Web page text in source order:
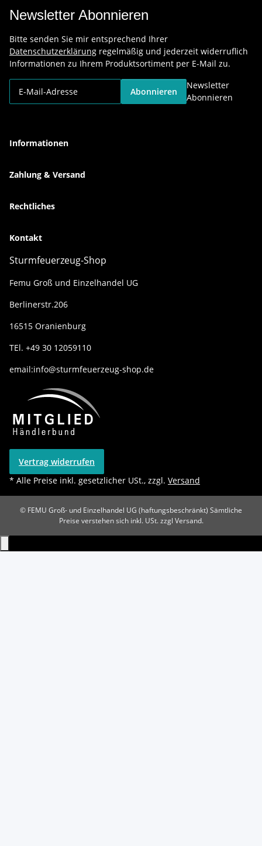
Newsletter Abonnieren
Bitte senden Sie mir entsprechend Ihrer
Datenschutzerklärung regelmäßig und jederzeit widerruflich
Informationen zu Ihrem Produktsortiment per E-Mail zu.
Abonnieren
Newsletter
Abonnieren
Informationen
Zahlung & Versand
Rechtliches
Kontakt
Sturmfeuerzeug-Shop
Femu Groß und Einzelhandel UG
Berlinerstr.206
16515 Oranienburg
TEl. +49 30 12059110
email:info@sturmfeuerzeug-shop.de
Vertrag widerrufen
* Alle Preise inkl. gesetzlicher USt., zzgl. Versand
© FEMU Groß- und Einzelhandel UG (haftungsbeschränkt) Sämtliche
Preise verstehen sich inkl. USt. zzgl Versand.